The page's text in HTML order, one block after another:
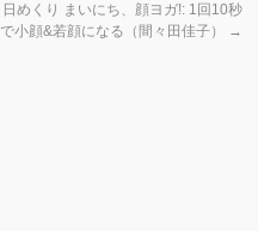
日めくり まいにち、顔ヨガ!: 1回10秒
で小顔&若顔になる（間々田佳子）
→